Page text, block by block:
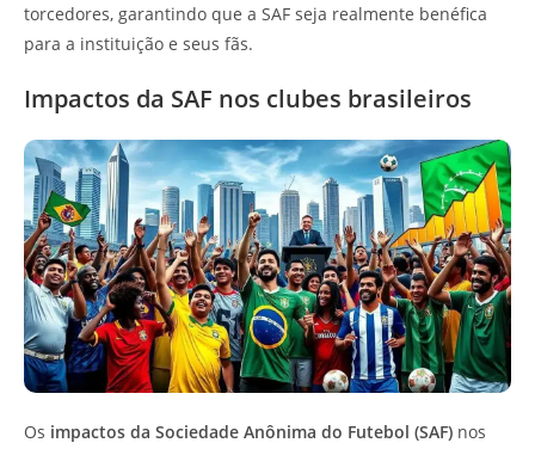
torcedores, garantindo que a SAF seja realmente benéfica
para a instituição e seus fãs.
Impactos da SAF nos clubes brasileiros
Os impactos da Sociedade Anônima do Futebol (SAF) nos